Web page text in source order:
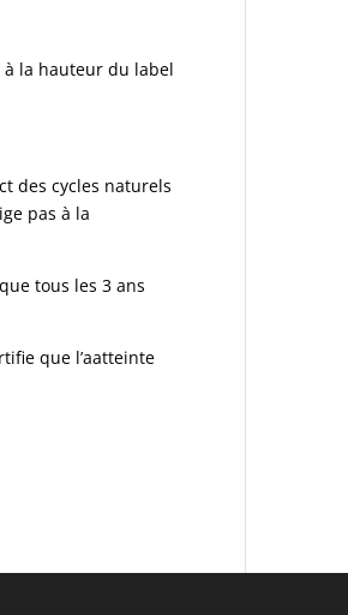
à la hauteur du label
des cycles naturels
pas à la
tous les 3 ans
que l’aatteinte